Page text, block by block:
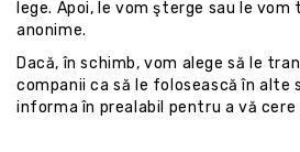
lege. Apoi, le vom şterge sau le
anonime.
Dacă, în schimb, vom alege să le
companii ca să le folosească în alte
informa în prealabil pentru a vă cere